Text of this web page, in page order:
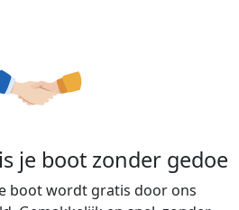
je boot zonder gedoe
boot wordt gratis door ons